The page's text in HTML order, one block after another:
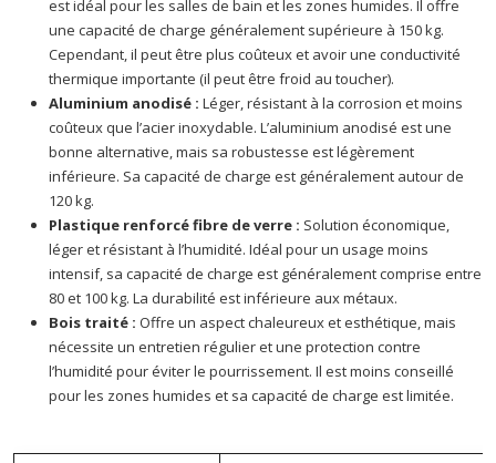
est idéal pour les salles de bain et les zones humides. Il offre
une capacité de charge généralement supérieure à 150 kg.
Cependant, il peut être plus coûteux et avoir une conductivité
thermique importante (il peut être froid au toucher).
Aluminium anodisé : Léger, résistant à la corrosion et moins
coûteux que l’acier inoxydable. L’aluminium anodisé est une
bonne alternative, mais sa robustesse est légèrement
inférieure. Sa capacité de charge est généralement autour de
120 kg.
Plastique renforcé fibre de verre : Solution économique,
léger et résistant à l’humidité. Idéal pour un usage moins
intensif, sa capacité de charge est généralement comprise entre
80 et 100 kg. La durabilité est inférieure aux métaux.
Bois traité : Offre un aspect chaleureux et esthétique, mais
nécessite un entretien régulier et une protection contre
l’humidité pour éviter le pourrissement. Il est moins conseillé
pour les zones humides et sa capacité de charge est limitée.